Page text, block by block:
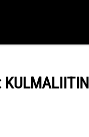
KULMALIITIN